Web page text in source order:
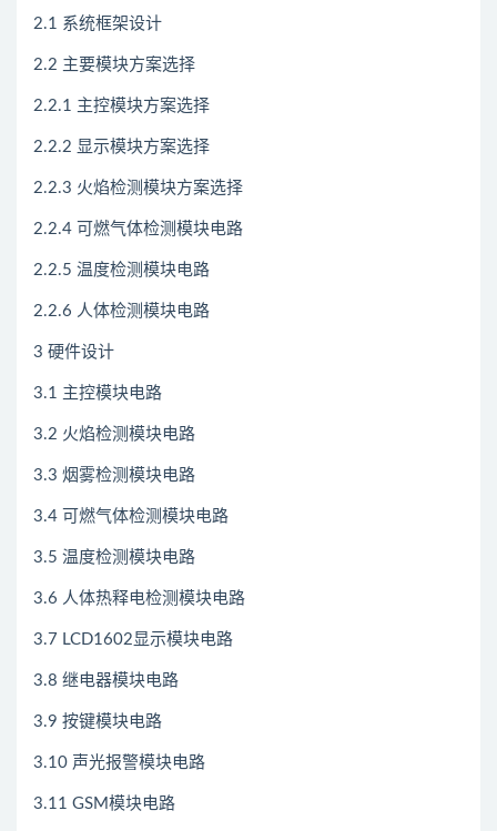
2.1 系统框架设计
2.2 主要模块方案选择
2.2.1 主控模块方案选择
2.2.2 显示模块方案选择
2.2.3 火焰检测模块方案选择
2.2.4 可燃气体检测模块电路
2.2.5 温度检测模块电路
2.2.6 人体检测模块电路
3 硬件设计
3.1 主控模块电路
3.2 火焰检测模块电路
3.3 烟雾检测模块电路
3.4 可燃气体检测模块电路
3.5 温度检测模块电路
3.6 人体热释电检测模块电路
3.7 LCD1602显示模块电路
3.8 继电器模块电路
3.9 按键模块电路
3.10 声光报警模块电路
3.11 GSM模块电路